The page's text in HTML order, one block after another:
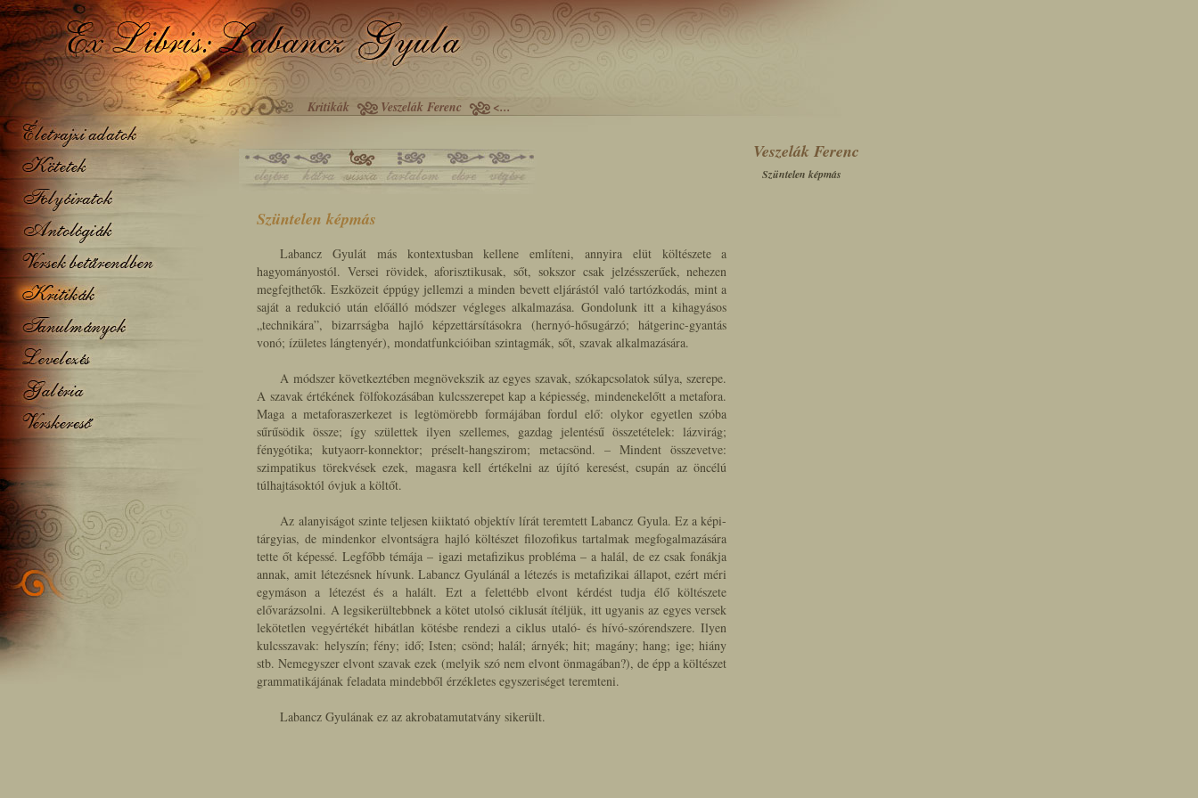
Kritikák Veszelák Ferenc <...
Szüntelen képmás
Labancz Gyulát más kontextusban kellene említeni, annyira elüt költészete a
hagyományostól. Versei rövidek, aforisztikusak, sőt, sokszor csak jelzésszerűek, nehezen
megfejthetők. Eszközeit éppúgy jellemzi a minden bevett eljárástól való tartózkodás, mint a
saját a redukció után előálló módszer végleges alkalmazása. Gondolunk itt a kihagyásos
„technikára”, bizarrságba hajló képzettársításokra (hernyó-hősugárzó; hátgerinc-gyantás
vonó; ízületes lángtenyér), mondatfunkcióiban szintagmák, sőt, szavak alkalmazására.
A módszer következtében megnövekszik az egyes szavak, szókapcsolatok súlya, szerepe.
A szavak értékének fölfokozásában kulcsszerepet kap a képiesség, mindenekelőtt a metafora.
Maga a metaforaszerkezet is legtömörebb formájában fordul elő: olykor egyetlen szóba
sűrűsödik össze; így születtek ilyen szellemes, gazdag jelentésű összetételek: lázvirág;
fénygótika; kutyaorr-konnektor; préselt-hangszirom; metacsönd. – Mindent összevetve:
szimpatikus törekvések ezek, magasra kell értékelni az újító keresést, csupán az öncélú
túlhajtásoktól óvjuk a költőt.
Az alanyiságot szinte teljesen kiiktató objektív lírát teremtett Labancz Gyula. Ez a képi-
tárgyias, de mindenkor elvontságra hajló költészet filozofikus tartalmak megfogalmazására
tette őt képessé. Legfőbb témája – igazi metafizikus probléma – a halál, de ez csak fonákja
annak, amit létezésnek hívunk. Labancz Gyulánál a létezés is metafizikai állapot, ezért méri
egymáson a létezést és a halált. Ezt a felettébb elvont kérdést tudja élő költészete
elővarázsolni. A legsikerültebbnek a kötet utolsó ciklusát ítéljük, itt ugyanis az egyes versek
lekötetlen vegyértékét hibátlan kötésbe rendezi a ciklus utaló- és hívó-szórendszere. Ilyen
kulcsszavak: helyszín; fény; idő; Isten; csönd; halál; árnyék; hit; magány; hang; ige; hiány
stb. Nemegyszer elvont szavak ezek (melyik szó nem elvont önmagában?), de épp a költészet
grammatikájának feladata mindebből érzékletes egyszeriséget teremteni.
Labancz Gyulának ez az akrobatamutatvány sikerült.
Veszelák Ferenc
Szüntelen képmás